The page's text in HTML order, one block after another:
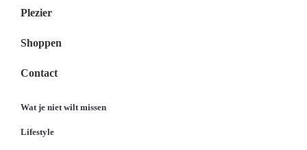
Plezier
Shoppen
Contact
Wat je niet wilt missen
Lifestyle